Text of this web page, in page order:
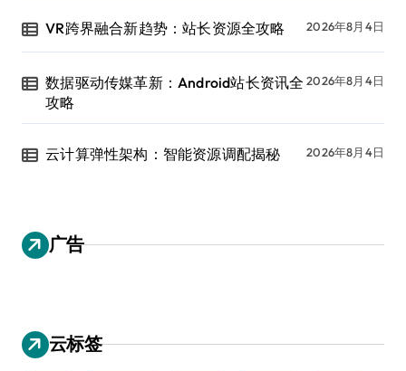
VR跨界融合新趋势：站长资源全攻略 2026年8月4日
数据驱动传媒革新：Android站长资讯全
攻略
2026年8月4日
云计算弹性架构：智能资源调配揭秘 2026年8月4日
广告
云标签